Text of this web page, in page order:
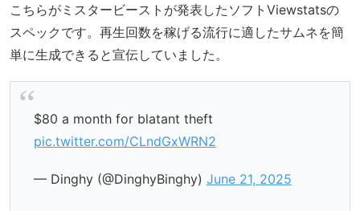
こちらがミスタービーストが発表したソフトViewstatsの
スペックです。再生回数を稼げる流行に適したサムネを簡
単に生成できると宣伝していました。
$80 a month for blatant theft
pic.twitter.com/CLndGxWRN2
— Dinghy (@DinghyBinghy) June 21, 2025